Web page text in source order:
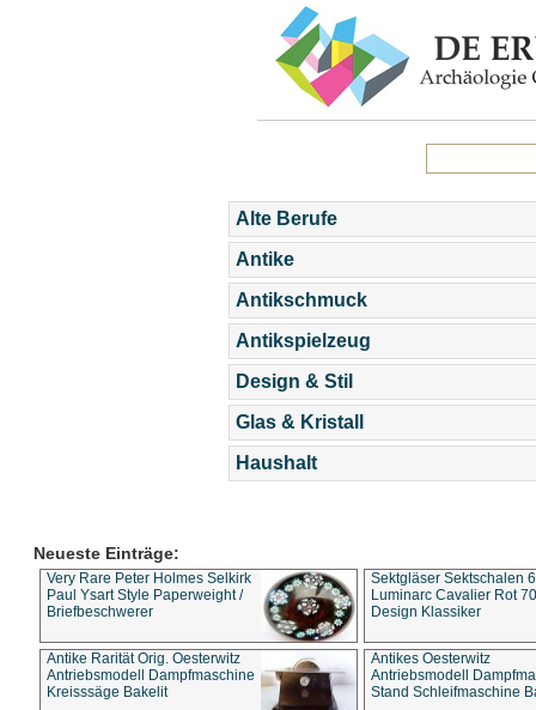
Alte Berufe
Antike
Antikschmuck
Antikspielzeug
Design & Stil
Glas & Kristall
Haushalt
Neueste Einträge:
Very Rare Peter Holmes Selkirk
Paul Ysart Style Paperweight /
Briefbeschwerer
Sektgläser Sektschalen
Luminarc Cavalier Rot
Design Klassiker
Antike Rarität Orig. Oesterwitz
Antriebsmodell Dampfmaschine
Kreisssäge Bakelit
Antikes Oesterwitz
Antriebsmodell
Stand Schleifmaschine